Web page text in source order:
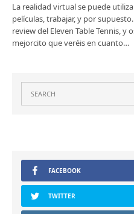
La realidad virtual se puede
películas, trabajar, y por
review del Eleven Table Tennis, y
mejorcito que veréis en cuanto…
FACEBOOK
TWITTER